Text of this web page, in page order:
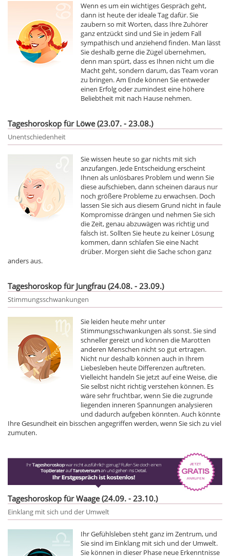
Wenn es um ein wichtiges Gespräch geht,
dann ist heute der ideale Tag dafür. Sie
zaubern so mit Worten, dass Ihre Zuhörer
ganz entzückt sind und Sie in jedem Fall
sympathisch und anziehend finden. Man lässt
Sie deshalb gerne die Zügel übernehmen,
denn man spürt, dass es Ihnen nicht um die
Macht geht, sondern darum, das Team voran
zu bringen. Am Ende können Sie entweder
einen Erfolg oder zumindest eine höhere
Beliebtheit mit nach Hause nehmen.
Tageshoroskop für Löwe (23.07. - 23.08.)
Unentschiedenheit
Sie wissen heute so gar nichts mit sich
anzufangen. Jede Entscheidung erscheint
Ihnen als unlösbares Problem und wenn Sie
diese aufschieben, dann scheinen daraus nur
noch größere Probleme zu erwachsen. Doch
lassen Sie sich aus diesem Grund nicht in faule
Kompromisse drängen und nehmen Sie sich
die Zeit, genau abzuwägen was richtig und
falsch ist. Sollten Sie heute zu keiner Lösung
kommen, dann schlafen Sie eine Nacht
drüber. Morgen sieht die Sache schon ganz
anders aus.
Tageshoroskop für Jungfrau (24.08. - 23.09.)
Stimmungsschwankungen
Sie leiden heute mehr unter
Stimmungsschwankungen als sonst. Sie sind
schneller gereizt und können die Marotten
anderen Menschen nicht so gut ertragen.
Nicht nur deshalb können auch in Ihrem
Liebesleben heute Differenzen auftreten.
Vielleicht handeln Sie jetzt auf eine Weise, die
Sie selbst nicht richtig verstehen können. Es
wäre sehr fruchtbar, wenn Sie die zugrunde
liegenden inneren Spannungen analysieren
und dadurch aufgeben könnten. Auch könnte
Ihre Gesundheit ein bisschen angegriffen werden, wenn Sie sich zu viel
zumuten.
Tageshoroskop für Waage (24.09. - 23.10.)
Einklang mit sich und der Umwelt
Ihr Gefühlsleben steht ganz im Zentrum, und
Sie sind im Einklang mit sich und der Umwelt.
Sie können in dieser Phase neue Erkenntnisse